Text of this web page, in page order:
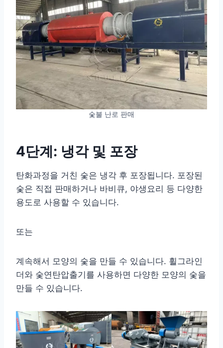
숯불 난로 판매
4단계: 냉각 및 포장
탄화과정을 거친 숯은 냉각 후 포장됩니다. 포장된
숯은 직접 판매하거나 바비큐, 야생요리 등 다양한
용도로 사용할 수 있습니다.
또는
계속해서 모양의 숯을 만들 수 있습니다. 휠그라인
더와 숯연탄압출기를 사용하면 다양한 모양의 숯을
만들 수 있습니다.